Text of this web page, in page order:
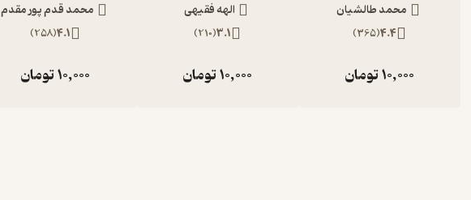
محمد طالشیان
4.4
(
365
)
10,000تومان
الهه فقیهی
3.1
(
210
)
10,000تومان
محمد قدم پور مقدم
4.1
(
258
)
10,000تومان